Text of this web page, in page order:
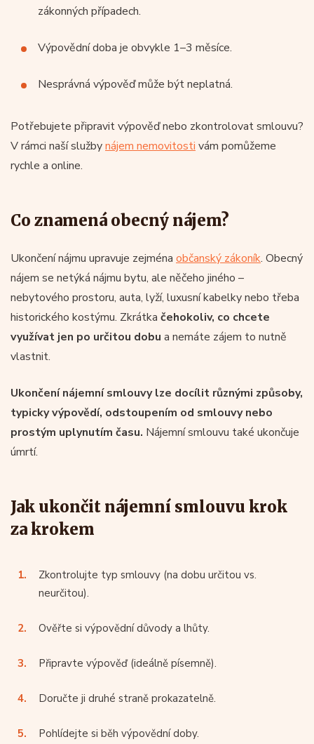
zákonných případech.
Výpovědní doba je obvykle 1–3 měsíce.
Nesprávná výpověď může být neplatná.
Potřebujete připravit výpověď nebo zkontrolovat smlouvu?
V rámci naší službynájem nemovitosti vám pomůžeme
rychle a online.
Co znamená obecný nájem?
Ukončení nájmu upravuje zejména občanský zákoník. Obecný
nájem se netýká nájmu bytu, ale něčeho jiného –
nebytového prostoru, auta, lyží, luxusní kabelky nebo třeba
historického kostýmu. Zkrátka čehokoliv, co chcete
využívat jen po určitou dobu a nemáte zájem to nutně
vlastnit.
Ukončení nájemní smlouvy lze docílit různými způsoby,
typicky výpovědí, odstoupením od smlouvy nebo
prostým uplynutím času. Nájemní smlouvu také ukončuje
úmrtí.
Jak ukončit nájemní smlouvu krok
za krokem
Zkontrolujte typ smlouvy (na dobu určitou vs.
neurčitou).
Ověřte si výpovědní důvody a lhůty.
Připravte výpověď (ideálně písemně).
Doručte ji druhé straně prokazatelně.
Pohlídejte si běh výpovědní doby.